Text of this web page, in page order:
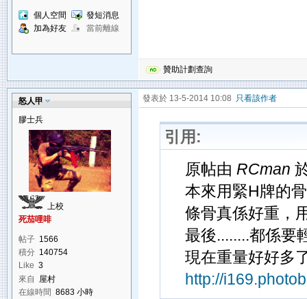
個人空間
發短消息
加為好友
當前離線
贊助計劃查詢
怒人甲
膠士兵
上校
死茄哩啡
帖子 1566
積分 140754
Like 3
來自
屋村
在線時間 8683 小時
發表於 13-5-2014 10:08 只看該作者
引用:
原帖由 RCman
本來用緊H牌的
條骨真係好重，
最後........都係要
現在重量好好多
http://